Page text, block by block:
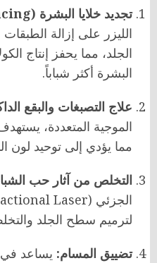
تجديد خلايا البشرة (Resurfacing):
الليزر على إزالة
الجلد، مما يحفز إنتاج
البشرة أكثر شباباً.
علاج التصبغات والبقع
الموجية المتعددة، يستهدف
مما يؤدي إلى توحيد
التخلص من آثار حب
لترميم سطح الجلد
تضييق المسام: يساعد